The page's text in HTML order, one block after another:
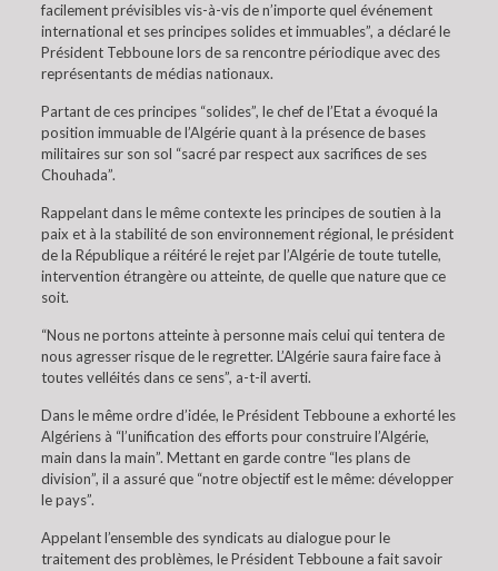
facilement prévisibles vis-à-vis de n’importe quel événement
international et ses principes solides et immuables”, a déclaré le
Président Tebboune lors de sa rencontre périodique avec des
représentants de médias nationaux.
Partant de ces principes “solides”, le chef de l’Etat a évoqué la
position immuable de l’Algérie quant à la présence de bases
militaires sur son sol “sacré par respect aux sacrifices de ses
Chouhada”.
Rappelant dans le même contexte les principes de soutien à la
paix et à la stabilité de son environnement régional, le président
de la République a réitéré le rejet par l’Algérie de toute tutelle,
intervention étrangère ou atteinte, de quelle que nature que ce
soit.
“Nous ne portons atteinte à personne mais celui qui tentera de
nous agresser risque de le regretter. L’Algérie saura faire face à
toutes velléités dans ce sens”, a-t-il averti.
Dans le même ordre d’idée, le Président Tebboune a exhorté les
Algériens à “l’unification des efforts pour construire l’Algérie,
main dans la main”. Mettant en garde contre “les plans de
division”, il a assuré que “notre objectif est le même: développer
le pays”.
Appelant l’ensemble des syndicats au dialogue pour le
traitement des problèmes, le Président Tebboune a fait savoir